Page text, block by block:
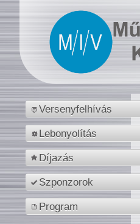
Versenyfelhívás
Lebonyolítás
Díjazás
Szponzorok
Program